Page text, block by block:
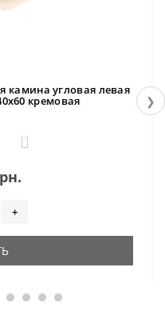
камина угловая левая
кремовая
0
+
❯